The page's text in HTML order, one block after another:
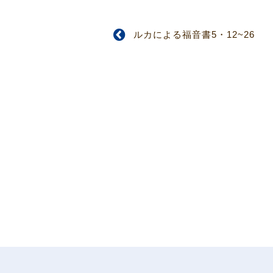
ルカによる福音書5・12~26